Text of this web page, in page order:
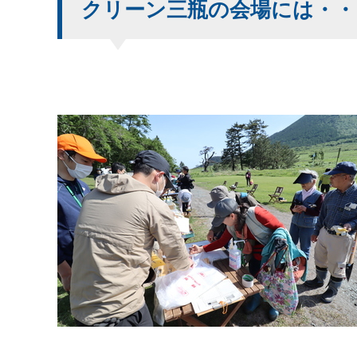
クリーン三瓶の会場には・